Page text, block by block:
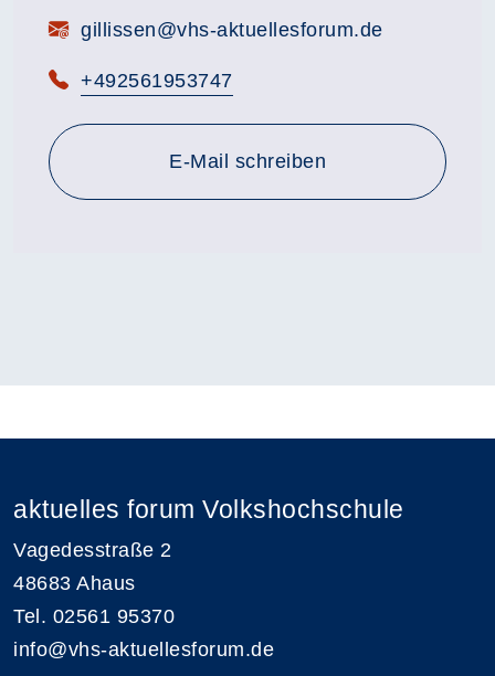
E-Mail:gillissen@vhs-aktuellesforum.de
Telefon:
+492561953747
E-Mail schreiben
aktuelles forum Volkshochschule
Vagedesstraße 2
48683 Ahaus
Tel. 02561 95370
info@vhs-aktuellesforum.de